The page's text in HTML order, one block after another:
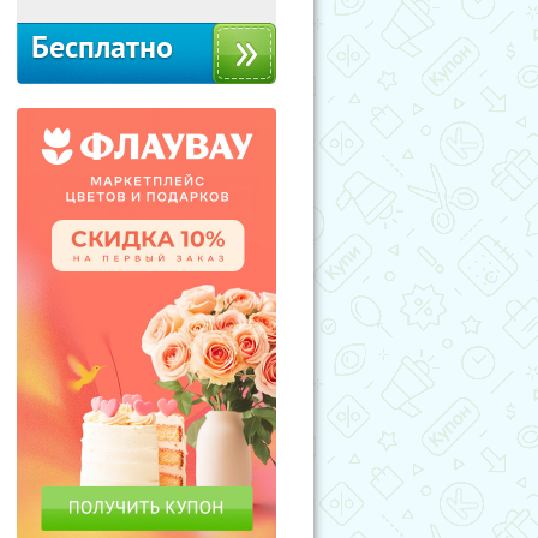
Бесплатно